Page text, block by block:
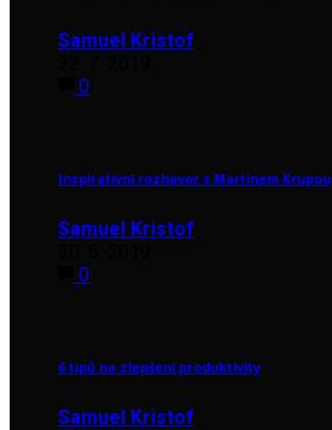
Samuel Kristof
0
Inspirativní rozhovor s Martinem Krupou
Samuel Kristof
0
6 tipů na zlepšení produktivity
Samuel Kristof